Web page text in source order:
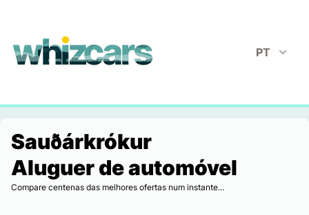
whizcars.com
PT
Sauðárkrókur
Aluguer de automóvel
Compare centenas das melhores ofertas num instante...